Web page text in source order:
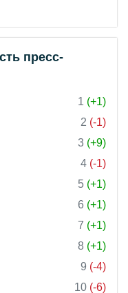
пресс-
1 (+1)
2 (-1)
3 (+9)
4 (-1)
5 (+1)
6 (+1)
7 (+1)
8 (+1)
9 (-4)
10 (-6)